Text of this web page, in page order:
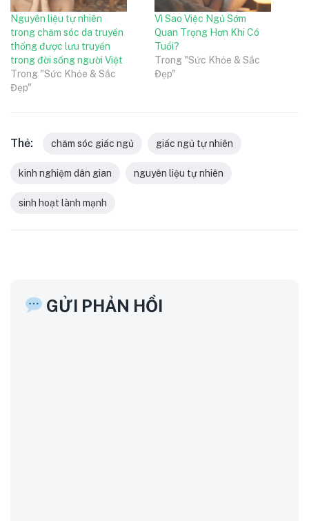
Nguyên liệu tự nhiên
trong chăm sóc da truyền
thống được lưu truyền
trong đời sống người Việt
Trong "Sức Khỏe & Sắc
Đẹp"
Vì Sao Việc Ngủ Sớm
Quan Trọng Hơn Khi Có
Tuổi?
Trong "Sức Khỏe & Sắc
Đẹp"
Thẻ: chăm sóc giấc ngủ giấc ngủ tự nhiên
kinh nghiệm dân gian nguyên liệu tự nhiên
sinh hoạt lành mạnh
GỬI PHẢN HỒI